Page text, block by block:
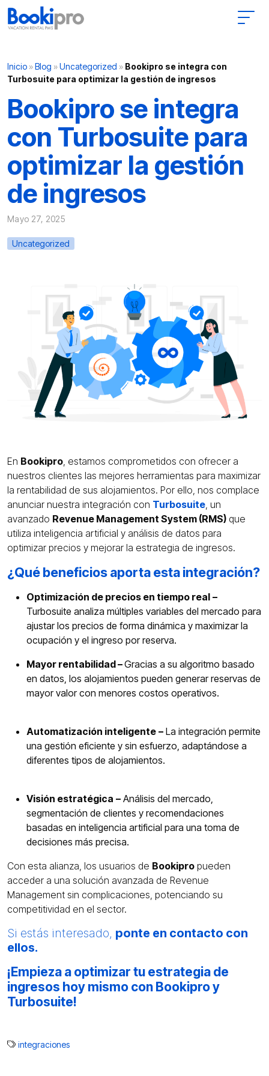
Main Navigation
Inicio »Blog »Uncategorized » Bookipro se integra con
Turbosuite para optimizar la gestión de ingresos
Bookipro se integra
con Turbosuite para
optimizar la gestión
de ingresos
Mayo 27, 2025
Uncategorized
En Bookipro , estamos comprometidos con ofrecer a
nuestros clientes las mejores herramientas para maximizar
la rentabilidad de sus alojamientos. Por ello, nos complace
anunciar nuestra integración con Turbosuite , un
avanzado Revenue Management System (RMS) que
utiliza inteligencia artificial y análisis de datos para
optimizar precios y mejorar la estrategia de ingresos.
¿Qué beneficios aporta esta integración?
Optimización de precios en tiempo real –
Turbosuite analiza múltiples variables del mercado para
ajustar los precios de forma dinámica y maximizar la
ocupación y el ingreso por reserva.
Mayor rentabilidad –Gracias a su algoritmo basado
en datos, los alojamientos pueden generar reservas de
mayor valor con menores costos operativos.
Automatización inteligente – La integración permite
una gestión eficiente y sin esfuerzo, adaptándose a
diferentes tipos de alojamientos.
Visión estratégica – Análisis del mercado,
segmentación de clientes y recomendaciones
basadas en inteligencia artificial para una toma de
decisiones más precisa.
Con esta alianza, los usuarios de Bookipro pueden
acceder a una solución avanzada de Revenue
Management sin complicaciones, potenciando su
competitividad en el sector.
Si estás interesado, ponte en contacto con
ellos.
¡Empieza a optimizar tu estrategia de
ingresos hoy mismo con Bookipro y
Turbosuite!
integraciones